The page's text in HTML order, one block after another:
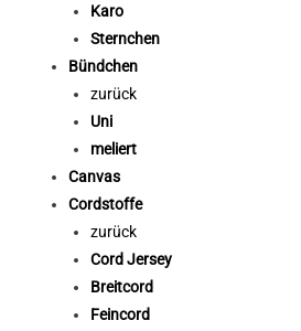
Karo
Sternchen
Bündchen
zurück
Uni
meliert
Canvas
Cordstoffe
zurück
Cord Jersey
Breitcord
Feincord